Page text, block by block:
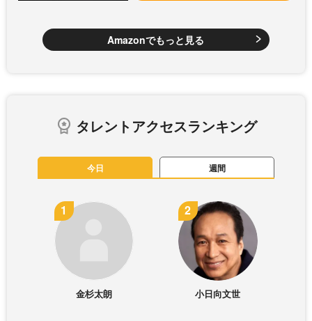
Amazonでもっと見る
タレントアクセスランキング
今日 週間
金杉太朗 小日向文世